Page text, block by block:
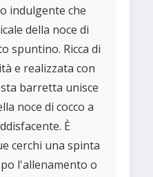
indulgente che
della noce di
spuntino. Ricca di
e realizzata con
barretta unisce
noce di cocco a
È
cerchi una spinta
l'allenamento o